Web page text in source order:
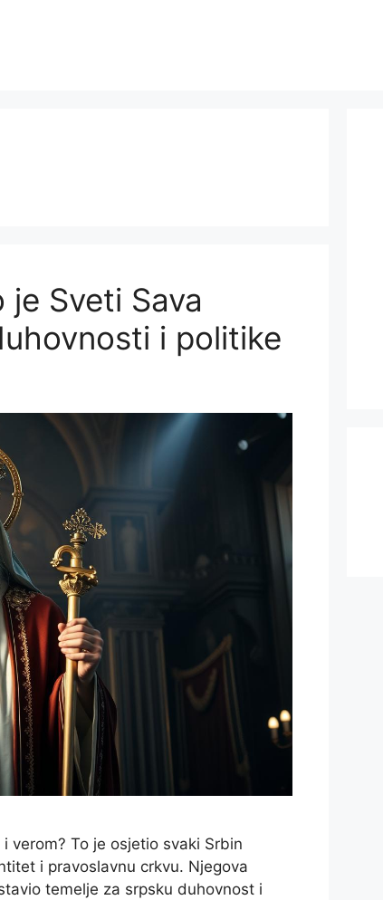
Sveti Sava
i politike
verom? To je osjetio svaki Srbin
i pravoslavnu crkvu. Njegova
temelje za srpsku duhovnost i